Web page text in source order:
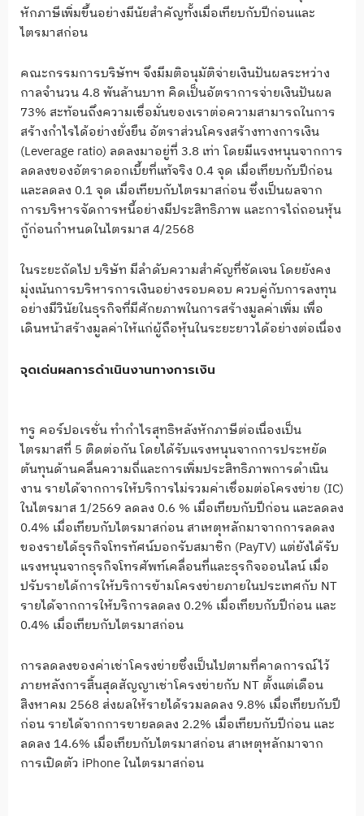
หักภาษีเพิ่มขึ้นอย่างมีนัยสำคัญทั้งเมื่อเทียบกับปีก่อนและ
ไตรมาสก่อน
คณะกรรมการบริษัทฯ จึงมีมติอนุมัติจ่ายเงินปันผลระหว่าง
กาลจำนวน 4.8 พันล้านบาท คิดเป็นอัตราการจ่ายเงินปันผล
73% สะท้อนถึงความเชื่อมั่นของเราต่อความสามารถในการ
สร้างกำไรได้อย่างยั่งยืน อัตราส่วนโครงสร้างทางการเงิน
(Leverage ratio) ลดลงมาอยู่ที่ 3.8 เท่า โดยมีแรงหนุนจากการ
ลดลงของอัตราดอกเบี้ยที่แท้จริง 0.4 จุด เมื่อเทียบกับปีก่อน
และลดลง 0.1 จุด เมื่อเทียบกับไตรมาสก่อน ซึ่งเป็นผลจาก
การบริหารจัดการหนี้อย่างมีประสิทธิภาพ และการไถ่ถอนหุ้น
กู้ก่อนกำหนดในไตรมาส 4/2568
ในระยะถัดไป บริษัท มีลำดับความสำคัญที่ชัดเจน โดยยังคง
มุ่งเน้นการบริหารการเงินอย่างรอบคอบ ควบคู่กับการลงทุน
อย่างมีวินัยในธุรกิจที่มีศักยภาพในการสร้างมูลค่าเพิ่ม เพื่อ
เดินหน้าสร้างมูลค่าให้แก่ผู้ถือหุ้นในระยะยาวได้อย่างต่อเนื่อง
จุดเด่นผลการดำเนินงานทางการเงิน
ทรู คอร์ปอเรชั่น ทำกำไรสุทธิหลังหักภาษีต่อเนื่องเป็น
ไตรมาสที่ 5 ติดต่อกัน โดยได้รับแรงหนุนจากการประหยัด
ต้นทุนด้านคลื่นความถี่และการเพิ่มประสิทธิภาพการดำเนิน
งาน รายได้จากการให้บริการไม่รวมค่าเชื่อมต่อโครงข่าย (IC)
ในไตรมาส 1/2569 ลดลง 0.6 % เมื่อเทียบกับปีก่อน และลดลง
0.4% เมื่อเทียบกับไตรมาสก่อน สาเหตุหลักมาจากการลดลง
ของรายได้ธุรกิจโทรทัศน์บอกรับสมาชิก (PayTV) แต่ยังได้รับ
แรงหนุนจากธุรกิจโทรศัพท์เคลื่อนที่และธุรกิจออนไลน์ เมื่อ
ปรับรายได้การให้บริการข้ามโครงข่ายภายในประเทศกับ NT
รายได้จากการให้บริการลดลง 0.2% เมื่อเทียบกับปีก่อน และ
0.4% เมื่อเทียบกับไตรมาสก่อน
การลดลงของค่าเช่าโครงข่ายซึ่งเป็นไปตามที่คาดการณ์ไว้
ภายหลังการสิ้นสุดสัญญาเช่าโครงข่ายกับ NT ตั้งแต่เดือน
สิงหาคม 2568 ส่งผลให้รายได้รวมลดลง 9.8% เมื่อเทียบกับปี
ก่อน รายได้จากการขายลดลง 2.2% เมื่อเทียบกับปีก่อน และ
ลดลง 14.6% เมื่อเทียบกับไตรมาสก่อน สาเหตุหลักมาจาก
การเปิดตัว iPhone ในไตรมาสก่อน